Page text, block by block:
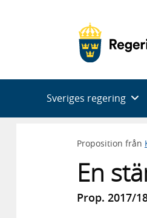
Sveriges regering
Proposition från
En
Prop. 2017/